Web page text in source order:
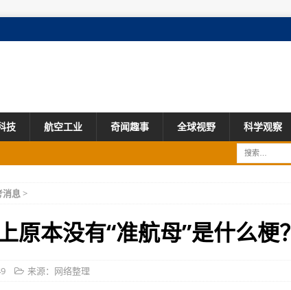
技 航空工业 奇闻趣事 全球视野 科学观察
消息>
原本没有“准航母”是什么梗？
来源：网络整理